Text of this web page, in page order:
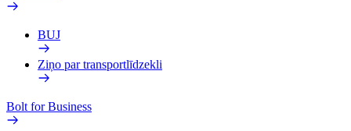
BUJ
Ziņo par transportlīdzekli
Bolt for Business